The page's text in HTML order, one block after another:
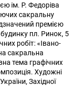
ім. Р. Федоріва
сакральну
премією
пл. Ринок, 5
робіт: «Івано-
сакральна
тема графічних
Художні
Західної